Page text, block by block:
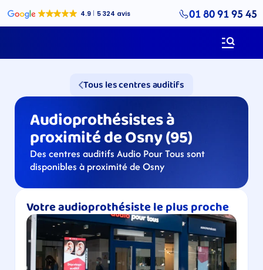
01 80 91 95 45
Tous les centres auditifs
Audioprothésistes à
proximité de Osny (95)
Des centres auditifs Audio Pour Tous sont
disponibles à proximité de Osny
Votre audioprothésiste le plus proche